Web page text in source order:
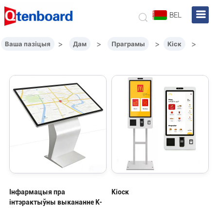
BEL
Ваша пазіцыя > Дам > Праграмы > Кіск >
Інфармацыя пра
інтэрактыўны выкананне K-
Кіоск